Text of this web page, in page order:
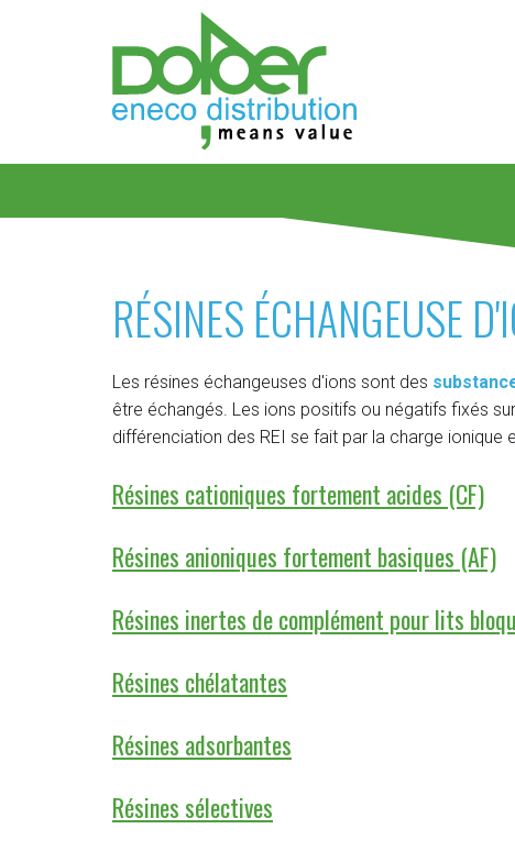
RÉSINES ÉCHANGEUSE
Les résines échangeuses d'ions sont des
être échangés. Les ions positifs ou négatifs fixés
différenciation des REI se fait par la charge ionique
Résines cationiques fortement acides (CF)
Résines anioniques fortement basiques (AF)
Résines inertes de complément pour lits
Résines chélatantes
Résines adsorbantes
Résines sélectives